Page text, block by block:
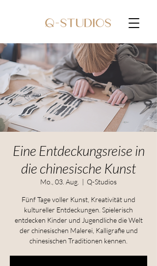
Eine Entdeckungsreise in
die chinesische Kunst
Mo., 03. Aug.
  |
Q-Studios
Fünf Tage voller Kunst, Kreativität und
kultureller Entdeckungen. Spielerisch
entdecken Kinder und Jugendliche die Welt
der chinesischen Malerei, Kalligrafie und
chinesischen Traditionen kennen.